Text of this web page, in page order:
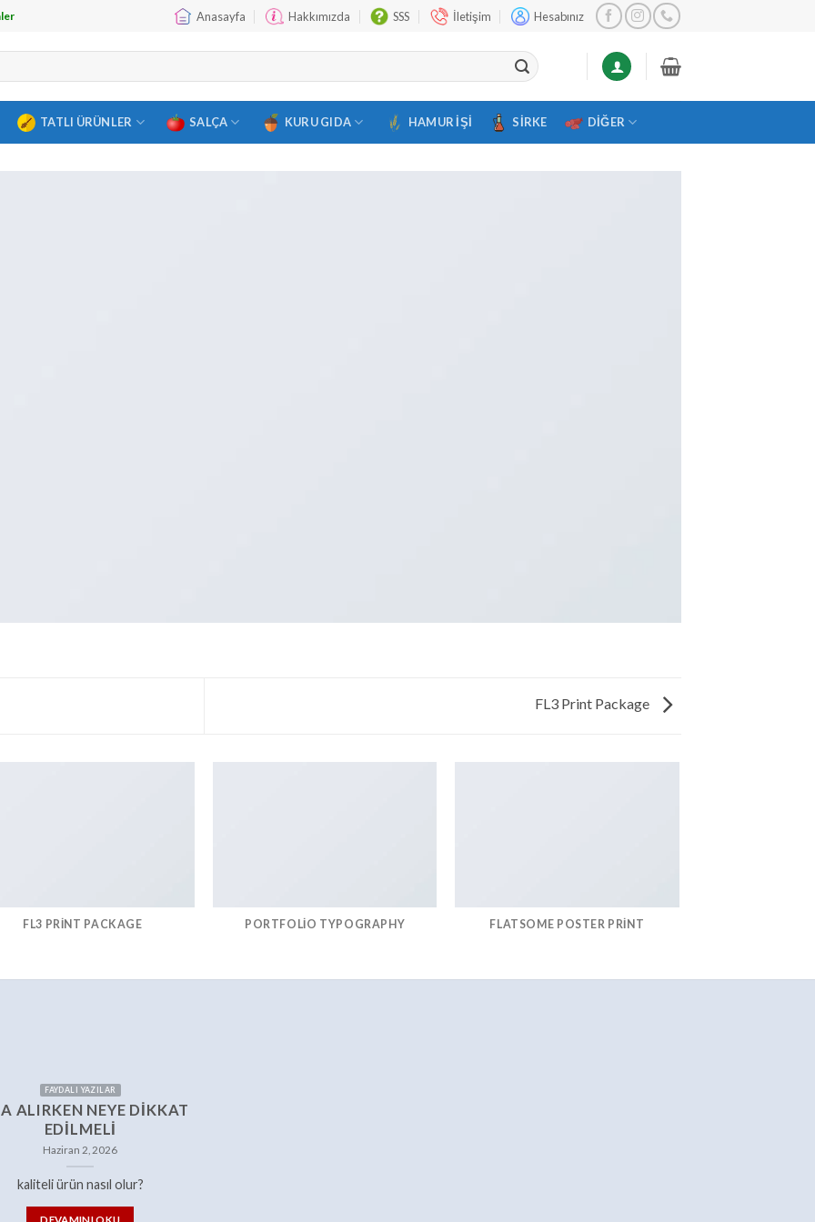
Anasayfa Hakkımızda SSS İletişim Hesabınız
TATLI ÜRÜNLER SALÇA KURU GIDA HAMUR İŞI SIRKE DIĞER
FL3 Print Package
FL3 PRINT PACKAGE PORTFOLIO TYPOGRAPHY FLATSOME POSTER PRINT
FAYDALI YAZILAR
ALIRKEN NEYE DIKKAT
EDILMELI
Haziran 2, 2026
kaliteli ürün nasıl olur?
DEVAMINI OKU